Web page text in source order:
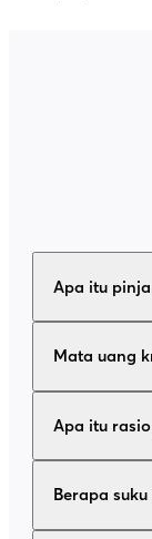
Apa itu
Mata uang
Apa itu
Berapa